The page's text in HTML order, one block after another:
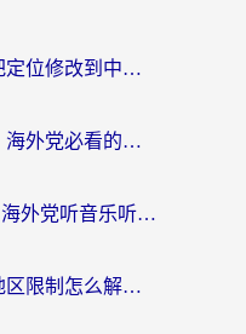
在意大利用小红书怎么把定位修改到中国国内？3个实用技巧+1个靠谱工具帮你搞定
咪咕体育在香港用不了？海外党必看的回国加速器选择指南（附3个真实场景解决方案）
网易云ip怎么改成中国？海外党听音乐听书的无痛解决方案
海外党必看：汽水解锁地区限制怎么解除？3招解决国内影音&生活服务难题